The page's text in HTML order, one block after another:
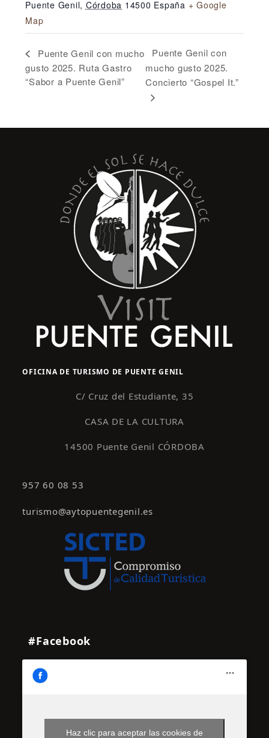
Puente Genil, Córdoba 14500 España + Google
Map
Puente Genil con mucho
gusto 2025. Ruta Gastro
“Sabor a Puente Genil”
Puente Genil con
mucho gusto 2025.
Concierto “Gospel It.”
OFICINA DE TURISMO DE PUENTE GENIL
C/ Cruz del Estudiante, 35
CASA DE LA CULTURA
14500 Puente Genil CÓRDOBA
957 60 08 53
turismo@aytopuentegenil.es
#Facebook
Haz clic para aceptar las cookies de